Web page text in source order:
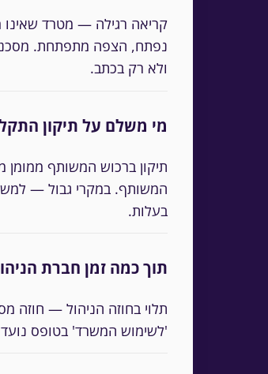
קריאה רגילה — מטרד
נפתח, הצפה מתפתחת. מסכנת
ולא רק בכתב.
מי משלם על תיקון
תיקון ברכוש המשותף
המשותף. במקרי גבול —
בעלות.
תוך כמה זמן חברת
'לשימוש המשרד' בטופס נועד